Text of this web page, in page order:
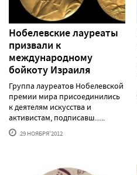
Нобелевские лауреаты
призвали к
международному
бойкоту Израиля
Группа лауреатов Нобелевской
премии мира присоединились
к деятелям искусства и
активистам, подписавш......
29 НОЯБРЯ'2012